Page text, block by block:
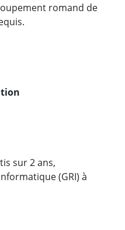
romand de
sur 2 ans,
(GRI) à